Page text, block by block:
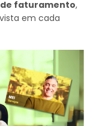
faturamento,
em cada